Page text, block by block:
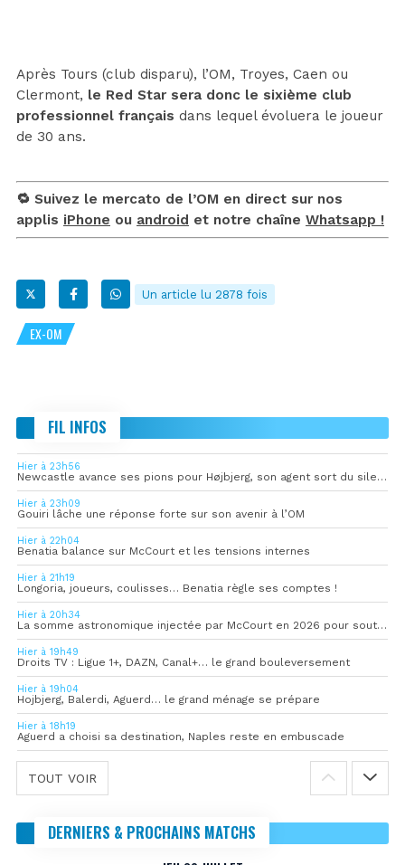
Après Tours (club disparu), l’OM, Troyes, Caen ou
Clermont, le Red Star sera donc le sixième club
professionnel français dans lequel évoluera le joueur
de 30 ans.
🔁 Suivez le mercato de l’OM en direct sur nos
applis iPhone ou android et notre chaîne Whatsapp !
Un article lu 2878 fois
EX-OM
FIL INFOS
Hier à 23h56
Newcastle avance ses pions pour Højbjerg, son agent sort du silence
Hier à 23h09
Gouiri lâche une réponse forte sur son avenir à l’OM
Hier à 22h04
Benatia balance sur McCourt et les tensions internes
Hier à 21h19
Longoria, joueurs, coulisses… Benatia règle ses comptes !
Hier à 20h34
La somme astronomique injectée par McCourt en 2026 pour soutenir l’OM
Hier à 19h49
Droits TV : Ligue 1+, DAZN, Canal+… le grand bouleversement
Hier à 19h04
Hojbjerg, Balerdi, Aguerd… le grand ménage se prépare
Hier à 18h19
Aguerd a choisi sa destination, Naples reste en embuscade
TOUT VOIR
DERNIERS & PROCHAINS MATCHS